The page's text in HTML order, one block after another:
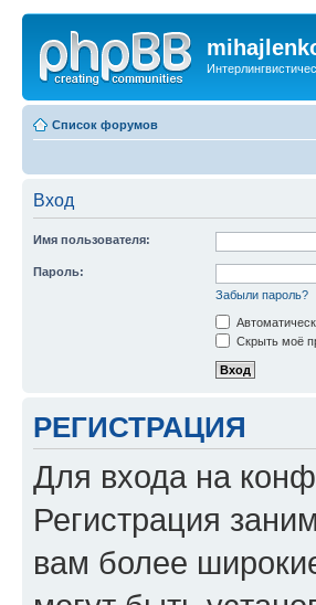
Список форумов
Вход
Имя пользователя:
Пароль:
Забыли пароль?
Скрыть моё
РЕГИСТРАЦИЯ
Для входа на
Регистрация
вам более